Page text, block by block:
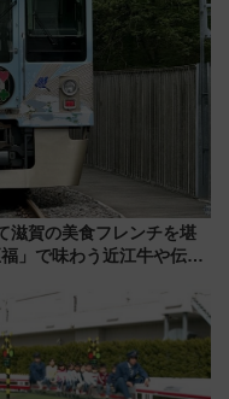
滋賀の美食フレンチを堪
」で味わう近江牛や伝統